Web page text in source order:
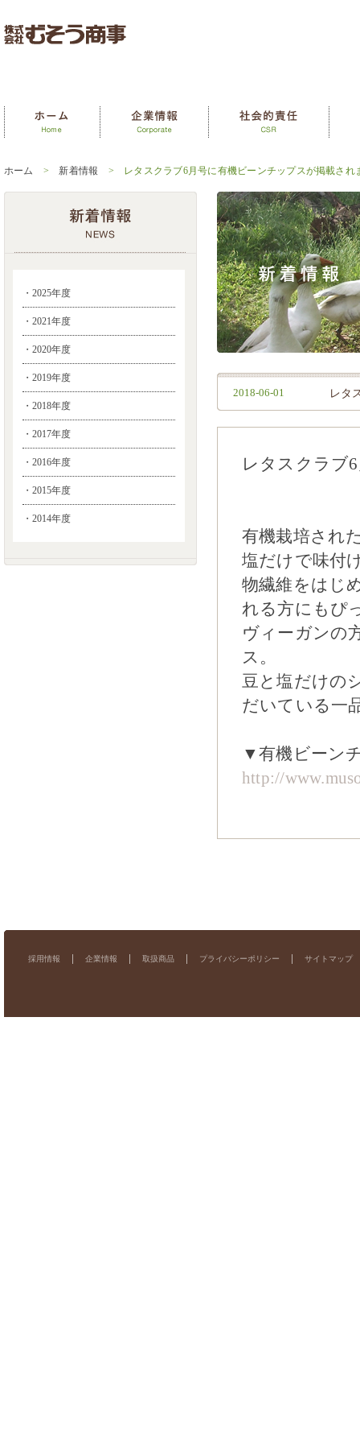
ホーム > 新着情報 > レタスクラブ6月号に有機ビーンチップスが掲載され
・2025年度
・2021年度
・2020年度
・2019年度
・2018年度
・2017年度
・2016年度
・2015年度
・2014年度
2018-06-01 レタ
レタスクラブ
有機栽培され
塩だけで味付
物繊維をはじ
れる方にもぴ
ヴィーガンの
ス。
豆と塩だけの
だいている一
▼有機ビーン
http://
採用情報 企業情報 取扱商品 プライバシーポリシー サイトマップ